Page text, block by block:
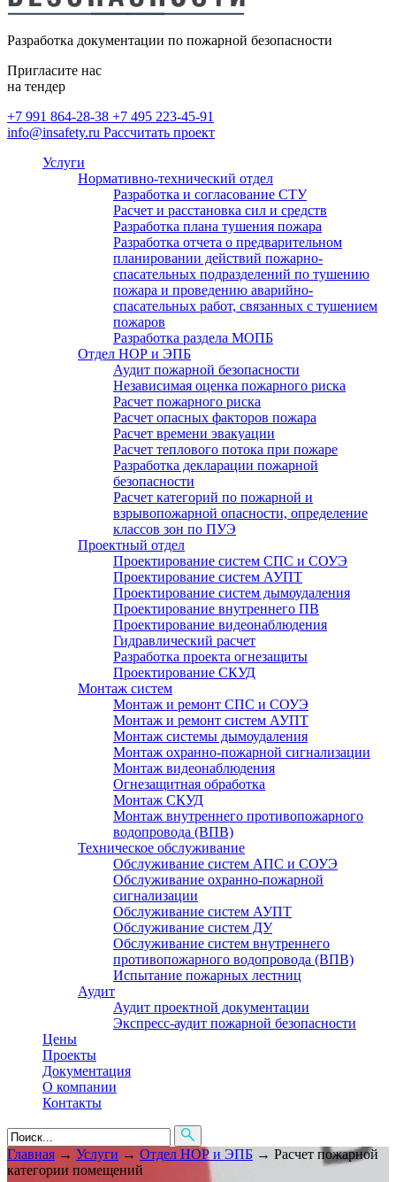
Разработка документации по пожарной безопасности
Пригласите нас
на тендер
+7 991 864-28-38 +7 495 223-45-91
info@insafety.ru Рассчитать проект
Услуги
Нормативно-технический отдел
Разработка и согласование СТУ
Расчет и расстановка сил и средств
Разработка плана тушения пожара
Разработка отчета о предварительном
планировании действий пожарно-
спасательных подразделений по тушению
пожара и проведению аварийно-
спасательных работ, связанных с тушением
пожаров
Разработка раздела МОПБ
Отдел НОР и ЭПБ
Аудит пожарной безопасности
Независимая оценка пожарного риска
Расчет пожарного риска
Расчет опасных факторов пожара
Расчет времени эвакуации
Расчет теплового потока при пожаре
Разработка декларации пожарной
безопасности
Расчет категорий по пожарной и
взрывопожарной опасности, определение
классов зон по ПУЭ
Проектный отдел
Проектирование систем СПС и СОУЭ
Проектирование систем АУПТ
Проектирование систем дымоудаления
Проектирование внутреннего ПВ
Проектирование видеонаблюдения
Гидравлический расчет
Разработка проекта огнезащиты
Проектирование СКУД
Монтаж систем
Монтаж и ремонт СПС и СОУЭ
Монтаж и ремонт систем АУПТ
Монтаж системы дымоудаления
Монтаж охранно-пожарной сигнализации
Монтаж видеонаблюдения
Огнезащитная обработка
Монтаж СКУД
Монтаж внутреннего противопожарного
водопровода (ВПВ)
Техническое обслуживание
Обслуживание систем АПС и СОУЭ
Обслуживание охранно-пожарной
сигнализации
Обслуживание систем АУПТ
Обслуживание систем ДУ
Обслуживание систем внутреннего
противопожарного водопровода (ВПВ)
Испытание пожарных лестниц
Аудит
Аудит проектной документации
Экспресс-аудит пожарной безопасности
Цены
Проекты
Документация
О компании
Контакты
Главная → Услуги → Отдел НОР и ЭПБ → Расчет пожарной
категории помещений
безопасности
Расчет категорий по пожарной и
взрывопожарной опасности,
определение классов зон по ПУЭ
Пожарный аутсорсинг
Монтаж внутреннего
(ВПВ)